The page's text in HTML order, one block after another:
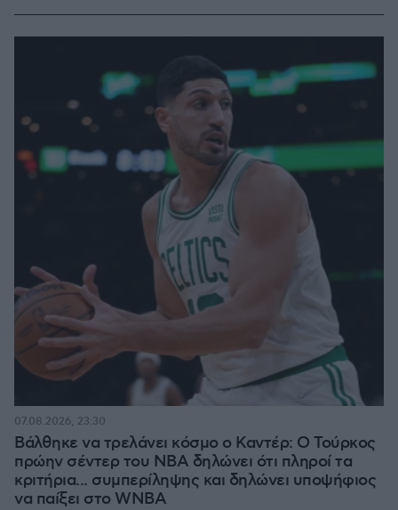
Βάλθηκε να τρελάνει κόσμο ο Καντέρ: Ο Τούρκος
πρώην σέντερ του NBA δηλώνει ότι πληροί τα
κριτήρια... συμπερίληψης και δηλώνει υποψήφιος
να παίξει στο WNBA
07.08.2026, 23:30